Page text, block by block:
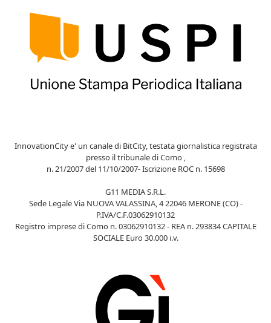
InnovationCity e' un canale di BitCity, testata giornalistica registrata
presso il tribunale di Como ,
n. 21/2007 del 11/10/2007- Iscrizione ROC n. 15698
G11 MEDIA S.R.L.
Sede Legale Via NUOVA VALASSINA, 4 22046 MERONE (CO) -
P.IVA/C.F.03062910132
Registro imprese di Como n. 03062910132 - REA n. 293834 CAPITALE
SOCIALE Euro 30.000 i.v.